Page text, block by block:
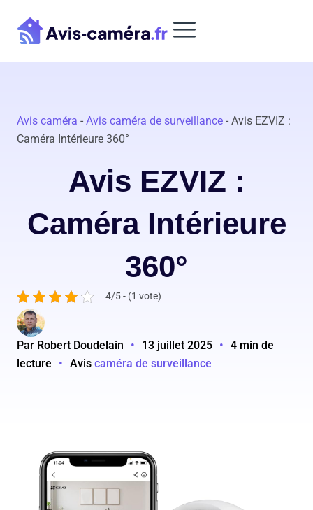
contenu
Avis caméra - Avis caméra de surveillance - Avis EZVIZ :
Caméra Intérieure 360°
Avis EZVIZ :
Caméra Intérieure
360°
4/5 - (1 vote)
Par Robert Doudelain • 13 juillet 2025 • 4 min de
lecture
• Avis caméra de surveillance